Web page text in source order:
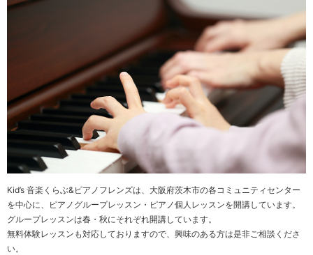
Kid’s 音楽くらぶ&ピアノフレンズは、大阪府茨木市の各コミュニティセンター
を中心に、ピアノグループレッスン・ピアノ個人レッスンを開講しています。
グループレッスンは春・秋にそれぞれ開講しています。
無料体験レッスンも対応しておりますので、興味のある方は是非ご相談くださ
い。